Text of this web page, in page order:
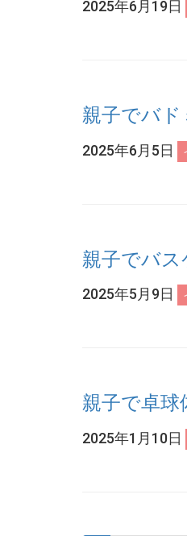
2025年6月19日
親子でバ
2025年6月5日
親子でバ
2025年5月9日
親子で卓球
2025年1月10日